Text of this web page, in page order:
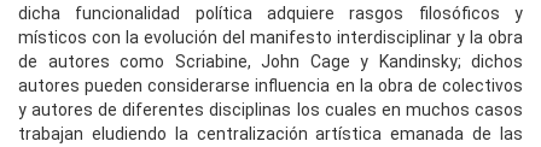
dicha funcionalidad política adquiere rasgos filosóficos y
místicos con la evolución del manifesto interdisciplinar y la obra
de autores como Scriabine, John Cage y Kandinsky; dichos
autores pueden considerarse influencia en la obra de colectivos
y autores de diferentes disciplinas los cuales en muchos casos
trabajan eludiendo la centralización artística emanada de las